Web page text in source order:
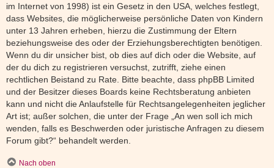
im Internet von 1998) ist ein Gesetz in den USA, welches festlegt,
dass Websites, die möglicherweise persönliche Daten von Kindern
unter 13 Jahren erheben, hierzu die Zustimmung der Eltern
beziehungsweise des oder der Erziehungsberechtigten benötigen.
Wenn du dir unsicher bist, ob dies auf dich oder die Website, auf
der du dich zu registrieren versuchst, zutrifft, ziehe einen
rechtlichen Beistand zu Rate. Bitte beachte, dass phpBB Limited
und der Besitzer dieses Boards keine Rechtsberatung anbieten
kann und nicht die Anlaufstelle für Rechtsangelegenheiten jeglicher
Art ist; außer solchen, die unter der Frage „An wen soll ich mich
wenden, falls es Beschwerden oder juristische Anfragen zu diesem
Forum gibt?“ behandelt werden.
Nach oben